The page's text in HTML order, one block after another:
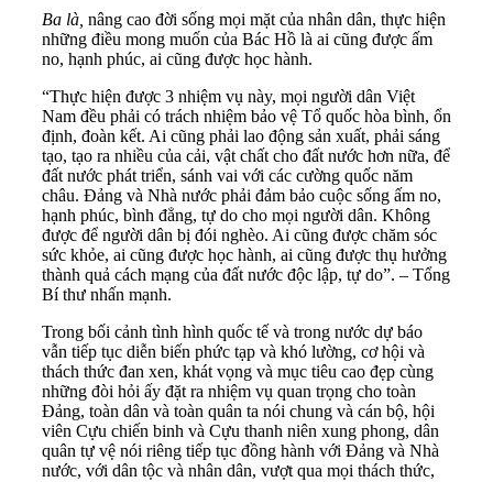
Ba là, nâng cao đời sống mọi mặt của nhân dân, thực hiện
những điều mong muốn của Bác Hồ là ai cũng được ấm
no, hạnh phúc, ai cũng được học hành.
“Thực hiện được 3 nhiệm vụ này, mọi người dân Việt
Nam đều phải có trách nhiệm bảo vệ Tổ quốc hòa bình, ổn
định, đoàn kết. Ai cũng phải lao động sản xuất, phải sáng
tạo, tạo ra nhiều của cải, vật chất cho đất nước hơn nữa, để
đất nước phát triển, sánh vai với các cường quốc năm
châu. Đảng và Nhà nước phải đảm bảo cuộc sống ấm no,
hạnh phúc, bình đẳng, tự do cho mọi người dân. Không
được để người dân bị đói nghèo. Ai cũng được chăm sóc
sức khỏe, ai cũng được học hành, ai cũng được thụ hưởng
thành quả cách mạng của đất nước độc lập, tự do”. – Tổng
Bí thư nhấn mạnh.
Trong bối cảnh tình hình quốc tế và trong nước dự báo
vẫn tiếp tục diễn biến phức tạp và khó lường, cơ hội và
thách thức đan xen, khát vọng và mục tiêu cao đẹp cùng
những đòi hỏi ấy đặt ra nhiệm vụ quan trọng cho toàn
Đảng, toàn dân và toàn quân ta nói chung và cán bộ, hội
viên Cựu chiến binh và Cựu thanh niên xung phong, dân
quân tự vệ nói riêng tiếp tục đồng hành với Đảng và Nhà
nước, với dân tộc và nhân dân, vượt qua mọi thách thức,